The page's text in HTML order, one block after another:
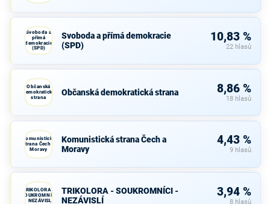
Svoboda a
přímá
demokracie
(SPD)
Svoboda a přímá demokracie
(SPD)
10,83 %
22 hlasů
Občanská
demokratická
strana
Občanská demokratická strana 8,86 %
18 hlasů
Komunistická
strana Čech a
Moravy
Komunistická strana Čech a
Moravy
4,43 %
9 hlasů
TRIKOLORA -
SOUKROMNÍCI
- NEZÁVISLÍ
TRIKOLORA - SOUKROMNÍCI -
NEZÁVISLÍ
3,94 %
8 hlasů